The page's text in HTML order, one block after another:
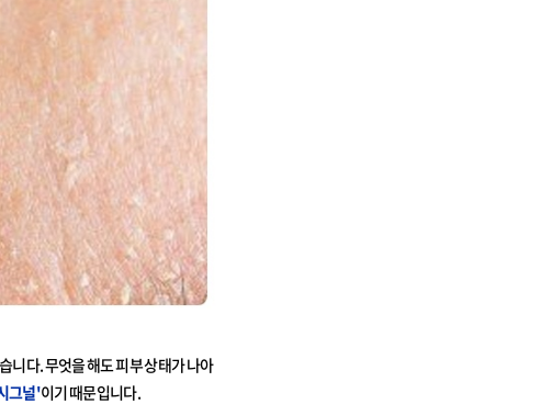
니다. 무엇을 해도 피부 상태가 나아
그널'이기 때문입니다.